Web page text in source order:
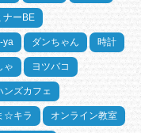
ナーBE
ya ダンちゃん 時計
ゃ ヨツバコ
ンズカフェ
☆キラ オンライン教室